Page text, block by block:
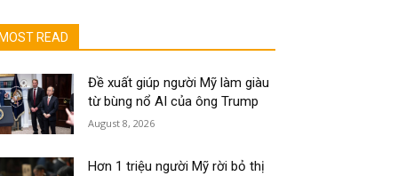
MOST READ
Đề xuất giúp người Mỹ làm giàu
từ bùng nổ AI của ông Trump
August 8, 2026
Hơn 1 triệu người Mỹ rời bỏ thị